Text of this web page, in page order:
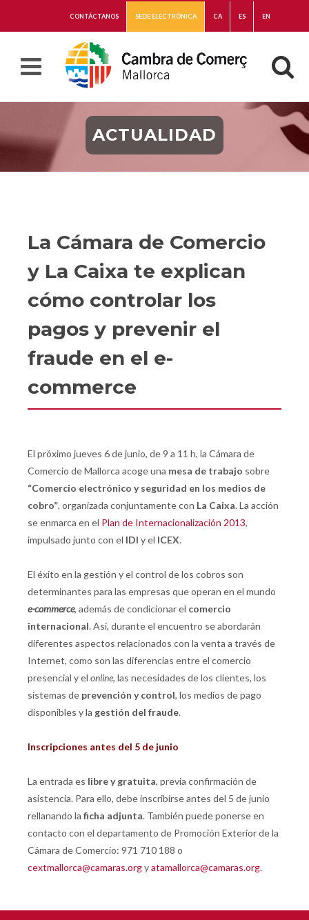
CONTÁCTANOS SEDE ELECTRÓNICA CA ES EN
ACTUALIDAD
La Cámara de Comercio
y La Caixa te explican
cómo controlar los
pagos y prevenir el
fraude en el e-
commerce
El próximo jueves 6 de junio, de 9 a 11 h, la Cámara de
Comercio de Mallorca acoge una mesa de trabajo sobre
“Comercio electrónico y seguridad en los medios de
cobro”, organizada conjuntamente con La Caixa. La acción
se enmarca en el Plan de Internacionalización 2013,
impulsado junto con el IDI y el ICEX.
El éxito en la gestión y el control de los cobros son
determinantes para las empresas que operan en el mundo
e-commerce, además de condicionar el comercio
internacional. Así, durante el encuentro se abordarán
diferentes aspectos relacionados con la venta a través de
Internet, como son las diferencias entre el comercio
presencial y el online, las necesidades de los clientes, los
sistemas de prevención y control, los medios de pago
disponibles y la gestión del fraude.
Inscripciones antes del 5 de junio
La entrada es libre y gratuita, previa confirmación de
asistencia. Para ello, debe inscribirse antes del 5 de junio
rellanando la ficha adjunta. También puede ponerse en
contacto con el departamento de Promoción Exterior de la
Cámara de Comercio: 971 710 188 o
cextmallorca@camaras.orgyatamallorca@camaras.org.